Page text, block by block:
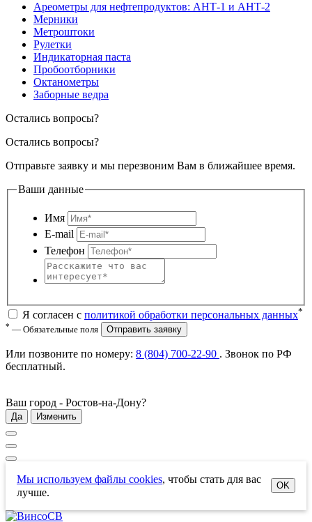
Ареометры для нефтепродуктов: АНТ-1 и АНТ-2
Мерники
Метроштоки
Рулетки
Индикаторная паста
Пробоотборники
Октанометры
Заборные ведра
Остались вопросы?
Остались вопросы?
Отправьте заявку и мы перезвоним Вам в ближайшее время.
Ваши данные
Имя
E-mail
Телефон
Я согласен с политикой обработки персональных данных*
* — Обязательные поля Отправить заявку
Или позвоните по номеру: 8 (804) 700-22-90 . Звонок по РФ
бесплатный.
Ваш город - Ростов-на-Дону?
Да Изменить
Мы используем файлы cookies, чтобы стать для вас
лучше.
OK